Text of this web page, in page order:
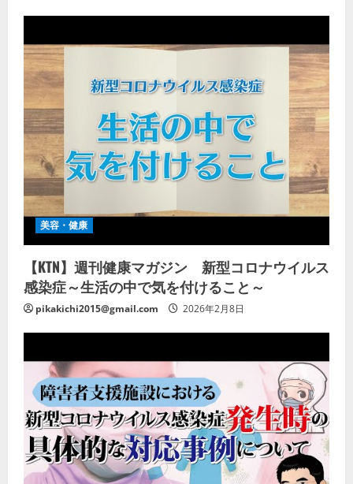
美容・健康
【KTN】週刊健康マガジン 新型コロナウイルス
感染症～生活の中で気を付けること～
pikakichi2015@gmail.com 2026年2月8日